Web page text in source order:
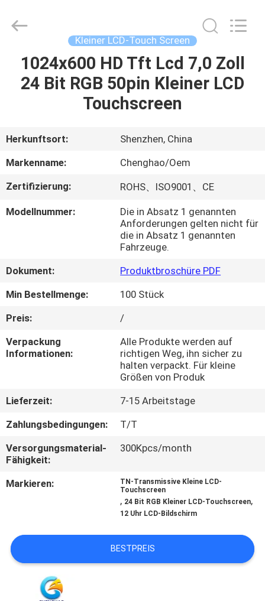
HAUSE
ÜBER
UNS
WERKSBESICHTIGUNG
QUALITÄTSKONTROLLE
KONTAKT
MIT
ANGEBOT
SITEMAP
PRIVACY
Optoelectronic
Reserved.
Kleiner LCD-Touch Screen
1024x600 HD Tft Lcd 7,0 Zoll
24 Bit RGB 50pin Kleiner LCD
Touchscreen
Herkunftsort:
Shenzhen, China
Markenname:
Chenghao/Oem
Zertifizierung:
ROHS、ISO9001、CE
Modellnummer:
Die in Absatz 1 genannten
Anforderungen gelten nicht für
die in Absatz 1 genannten
Fahrzeuge.
Dokument:
Produktbroschüre PDF
Min Bestellmenge:
100 Stück
Preis:
/
Verpackung
Informationen:
Alle Produkte werden auf
richtigen Weg, ihn sicher zu
halten verpackt. Für kleine
Größen von Produk
Lieferzeit:
7-15 Arbeitstage
Zahlungsbedingungen:
T/T
Versorgungsmaterial-
Fähigkeit:
300Kpcs/month
Markieren:
TN-Transmissive Kleine LCD-
Touchscreen
, 24 Bit RGB Kleiner LCD-Touchscreen,
12 Uhr LCD-Bildschirm
BESTPREIS